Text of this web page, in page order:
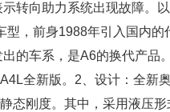
转向助力系统出现故障。
型，前身1988年引入国内
的车系，是A6的换代产品
全新版。2、设计：全新
态刚度。其中，采用液压